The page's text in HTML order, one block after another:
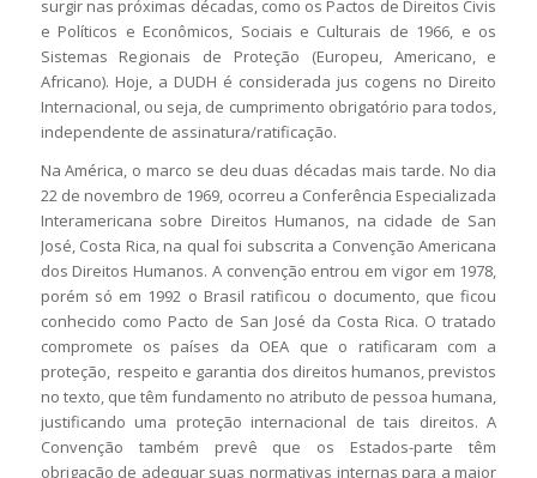
surgir nas próximas décadas, como os Pactos de Direitos Civis
e Políticos e Econômicos, Sociais e Culturais de 1966, e os
Sistemas Regionais de Proteção (Europeu, Americano, e
Africano). Hoje, a DUDH é considerada jus cogens no Direito
Internacional, ou seja, de cumprimento obrigatório para todos,
independente de assinatura/ratificação.
Na América, o marco se deu duas décadas mais tarde. No dia
22 de novembro de 1969, ocorreu a Conferência Especializada
Interamericana sobre Direitos Humanos, na cidade de San
José, Costa Rica, na qual foi subscrita a Convenção Americana
dos Direitos Humanos. A convenção entrou em vigor em 1978,
porém só em 1992 o Brasil ratificou o documento, que ficou
conhecido como Pacto de San José da Costa Rica. O tratado
compromete os países da OEA que o ratificaram com a
proteção, respeito e garantia dos direitos humanos, previstos
no texto, que têm fundamento no atributo de pessoa humana,
justificando uma proteção internacional de tais direitos. A
Convenção também prevê que os Estados-parte têm
obrigação de adequar suas normativas internas para a maior